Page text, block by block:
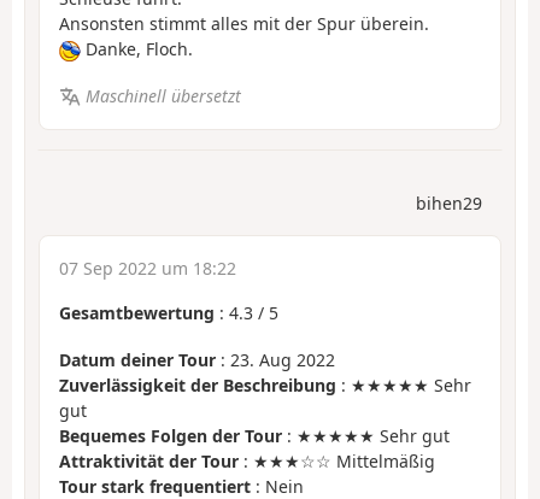
Ansonsten stimmt alles mit der Spur überein.
Danke, Floch.
Maschinell übersetzt
bihen29
07 Sep 2022 um 18:22
Gesamtbewertung : 4.3 / 5
Datum deiner Tour : 23. Aug 2022
Zuverlässigkeit der Beschreibung : ★★★★★ Sehr
gut
Bequemes Folgen der Tour : ★★★★★ Sehr gut
Attraktivität der Tour : ★★★☆☆ Mittelmäßig
Tour stark frequentiert : Nein